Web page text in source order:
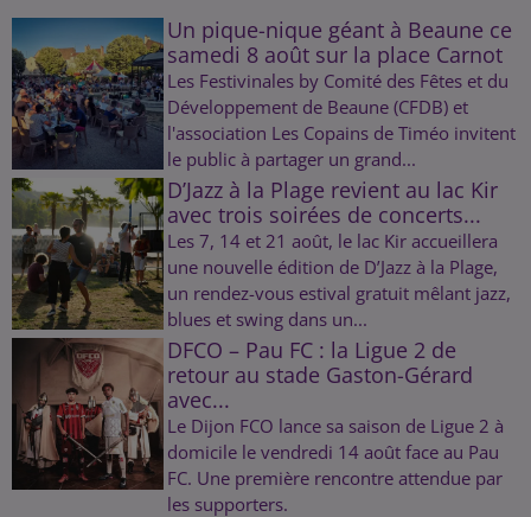
Un pique-nique géant à Beaune ce
samedi 8 août sur la place Carnot
Les Festivinales by Comité des Fêtes et du
Développement de Beaune (CFDB) et
l'association Les Copains de Timéo invitent
le public à partager un grand...
D’Jazz à la Plage revient au lac Kir
avec trois soirées de concerts...
Les 7, 14 et 21 août, le lac Kir accueillera
une nouvelle édition de D’Jazz à la Plage,
un rendez-vous estival gratuit mêlant jazz,
blues et swing dans un...
DFCO – Pau FC : la Ligue 2 de
retour au stade Gaston-Gérard
avec...
Le Dijon FCO lance sa saison de Ligue 2 à
domicile le vendredi 14 août face au Pau
FC. Une première rencontre attendue par
les supporters.